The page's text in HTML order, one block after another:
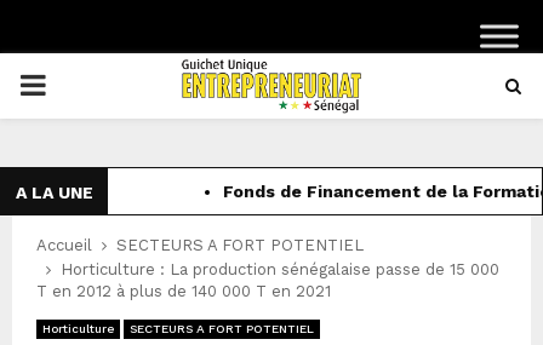
PRIMARY
A LA UNE Fonds de Financement de la
Accueil
SECTEURS A FORT POTENTIEL
Horticulture : La production sénégalaise passe de 15 000
T en 2012 à plus de 140 000 T en 2021
Horticulture SECTEURS A FORT POTENTIEL